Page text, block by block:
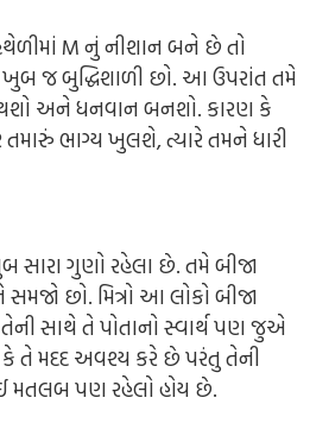
હથેળીમાં M નું નીશાન બને છે તો
જ બુદ્ધિશાળી છો. આ ઉપરાંત તમે
અને ધનવાન બનશો. કારણ કે
તમારું ભાગ્ય ખુલશે, ત્યારે તમને ધારી
સારા ગુણો રહેલા છે. તમે બીજા
છો. મિત્રો આ લોકો બીજા
સાથે તે પોતાનો સ્વાર્થ પણ જુએ
તે મદદ અવશ્ય કરે છે પરંતુ તેની
મતલબ પણ રહેલો હોય છે.